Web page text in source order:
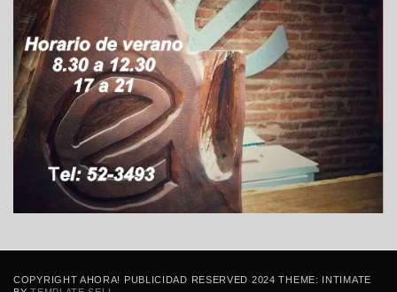
COPYRIGHT AHORA! PUBLICIDAD RESERVED 2024 THEME: INTIMATE